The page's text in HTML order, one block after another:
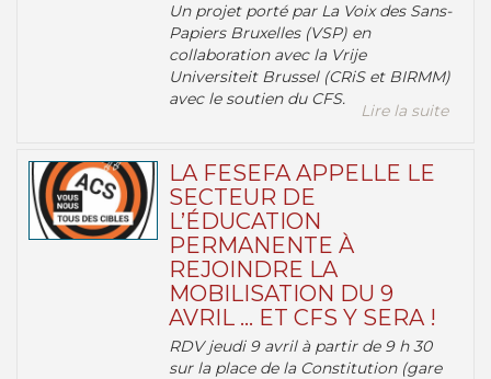
Un projet porté par La Voix des Sans-
Papiers Bruxelles (VSP) en
collaboration avec la Vrije
Universiteit Brussel (CRiS et BIRMM)
avec le soutien du CFS.
Lire la suite
LA FESEFA APPELLE LE
SECTEUR DE
L’ÉDUCATION
PERMANENTE À
REJOINDRE LA
MOBILISATION DU 9
AVRIL … ET CFS Y SERA !
RDV jeudi 9 avril à partir de 9 h 30
sur la place de la Constitution (gare